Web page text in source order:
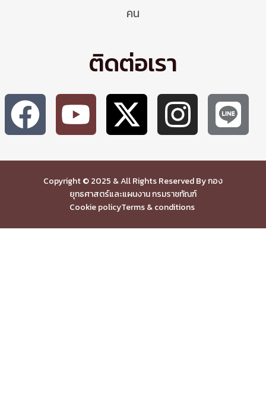
คน
ติดต่อเรา
Copyright © 2025 & All Rights Reserved By กอง
ยุทธศาสตร์และแผนงาน กรมราชทัณฑ์
Cookie policyTerms & conditions